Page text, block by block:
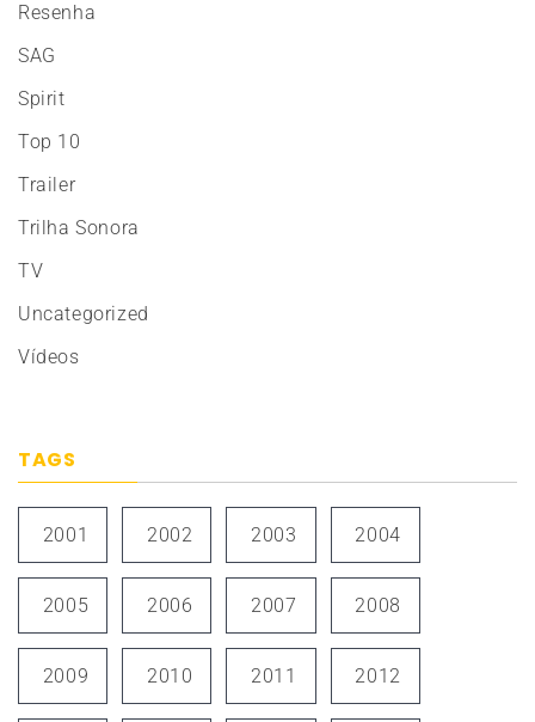
Resenha
SAG
Spirit
Top 10
Trailer
Trilha Sonora
TV
Uncategorized
Vídeos
TAGS
2001 2002 2003 2004
2005 2006 2007 2008
2009 2010 2011 2012